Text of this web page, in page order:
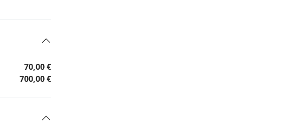
70,00 €
700,00 €